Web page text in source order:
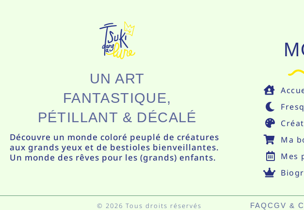
UN ART
FANTASTIQUE,
PÉTILLANT & DÉCALÉ
Découvre un monde coloré peuplé de créatures
aux grands yeux et de bestioles bienveillantes.
Un monde des rêves pour les (grands) enfants.
Ma
Mes
© 2026 Tous droits réservés FAQCGV &